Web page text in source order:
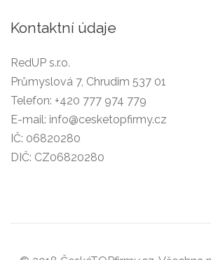
Kontaktní údaje
RedUP s.r.o.
Průmyslová 7, Chrudim 537 01
Telefon: +420 777 974 779
E-mail: info@cesketopfirmy.cz
IČ: 06820280
DIČ: CZ06820280